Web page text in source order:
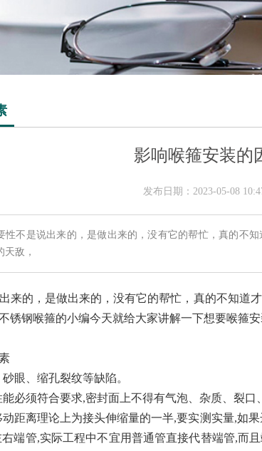
影响喉箍安装的
发布日期：2023-05-08
性不是说出来的，是做出来的，没有它的帮忙，真的不
天敌，
来的，是做出来的，没有它的帮忙，真的不知道
锈钢喉箍的小编今天就给大家讲解一下想要喉箍
眼、缩孔裂纹等缺陷。
必须符合要求,密封面上不得有气泡、杂质、裂口
距离理论上为接头伸缩量的一半,要实测实量,如
端管,实际工程中不宜用普通管直接代替端管,而